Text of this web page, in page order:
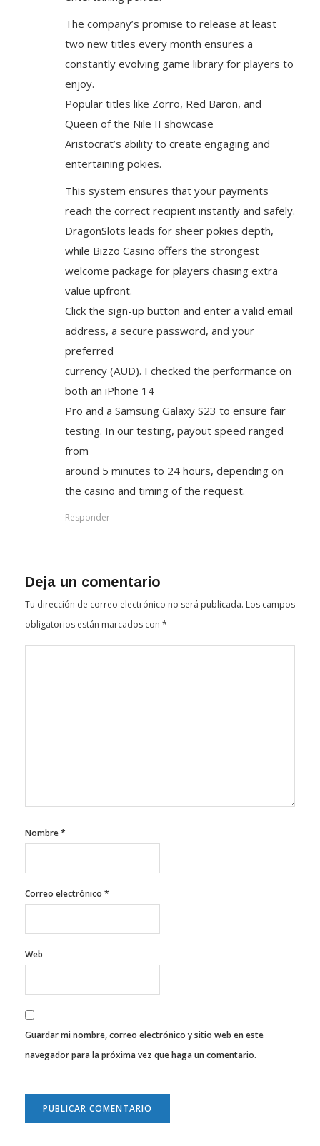
The company’s promise to release at least
two new titles every month ensures a
constantly evolving game library for players to
enjoy.
Popular titles like Zorro, Red Baron, and
Queen of the Nile II showcase
Aristocrat’s ability to create engaging and
entertaining pokies.
This system ensures that your payments
reach the correct recipient instantly and safely.
DragonSlots leads for sheer pokies depth,
while Bizzo Casino offers the strongest
welcome package for players chasing extra
value upfront.
Click the sign-up button and enter a valid email
address, a secure password, and your
preferred
currency (AUD). I checked the performance on
both an iPhone 14
Pro and a Samsung Galaxy S23 to ensure fair
testing. In our testing, payout speed ranged
from
around 5 minutes to 24 hours, depending on
the casino and timing of the request.
Responder
Deja un comentario
Tu dirección de correo electrónico no será publicada. Los campos
obligatorios están marcados con *
Nombre*
Correo electrónico *
Web
Guardar mi nombre, correo electrónico y sitio web en este
navegador para la próxima vez que haga un comentario.